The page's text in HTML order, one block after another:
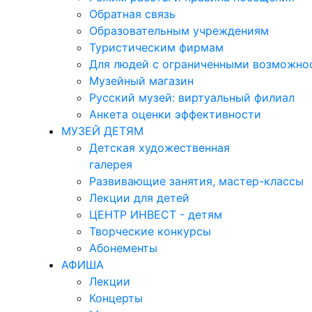
Обратная связь
Образовательным учреждениям
Туристическим фирмам
Для людей с ограниченными
Музейный магазин
Русский музей: виртуальный филиал
Анкета оценки эффективности
МУЗЕЙ ДЕТЯМ
Детская художественная
галерея
Развивающие занятия, мастер-классы
Лекции для детей
ЦЕНТР ИНВЕСТ - детям
Творческие конкурсы
Абонементы
АФИША
Лекции
Концерты